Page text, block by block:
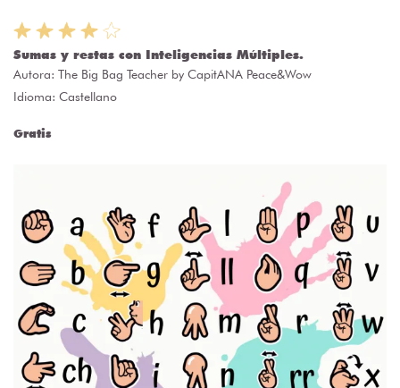
Sumas y restas con Inteligencias Múltiples.
Autora: The Big Bag Teacher by CapitANA Peace&Wow
Idioma: Castellano
Gratis